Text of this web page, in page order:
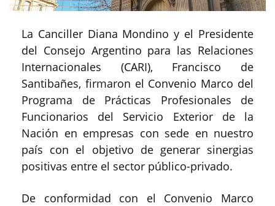
La Canciller Diana Mondino y el Presidente
del Consejo Argentino para las Relaciones
Internacionales (CARI), Francisco de
Santibañes, firmaron el Convenio Marco del
Programa de Prácticas Profesionales de
Funcionarios del Servicio Exterior de la
Nación en empresas con sede en nuestro
país con el objetivo de generar sinergias
positivas entre el sector público-privado.
De conformidad con el Convenio Marco